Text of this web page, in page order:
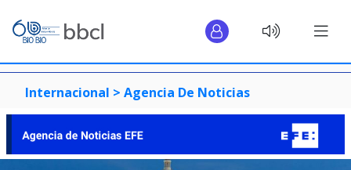
Internacional > Agencia De Noticias